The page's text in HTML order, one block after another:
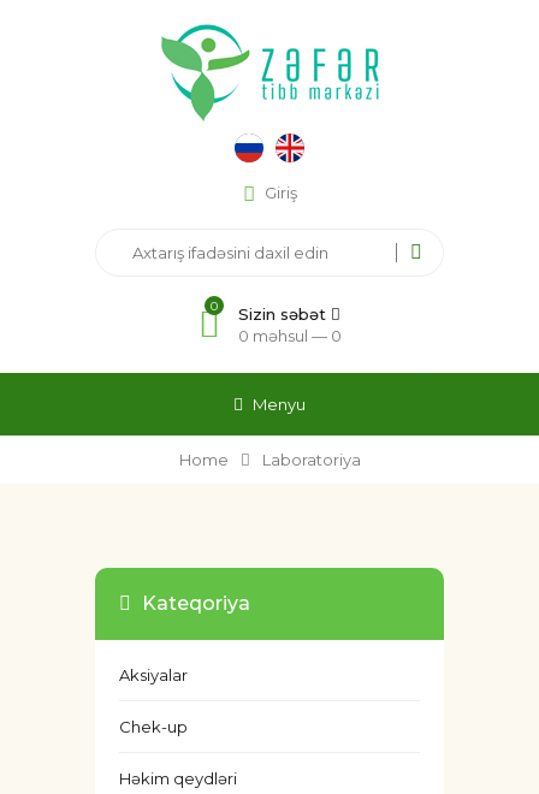
Giriş
0
Sizin səbət
0 məhsul — 0
Menyu
Home Laboratoriya
Kateqoriya
Aksiyalar
Chek-up
Həkim qeydləri